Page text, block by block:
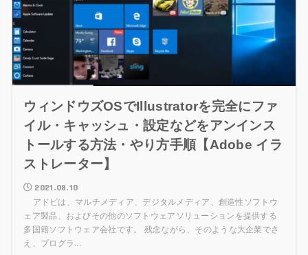
ウィンドウズOSでIllustratorを完全にファ
イル・キャッシュ・設定などをアンインス
トールする方法・やり方手順【Adobe イラ
ストレーター】
2021.08.10
アドビは、マルチメディア、デジタルメディア、創造性ソフトウ
ェア製品、およびその他のソフトウェアソリューションを提供する
多国籍ソフトウェア会社です。 残念ながら、そのような大企業でさ
え、プログラ...